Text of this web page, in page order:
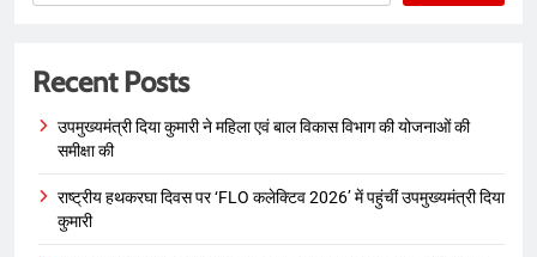
Recent Posts
उपमुख्यमंत्री दिया कुमारी ने महिला एवं बाल विकास विभाग की योजनाओं की
समीक्षा की
राष्ट्रीय हथकरघा दिवस पर ‘FLO कलेक्टिव 2026’ में पहुंचीं उपमुख्यमंत्री दिया
कुमारी